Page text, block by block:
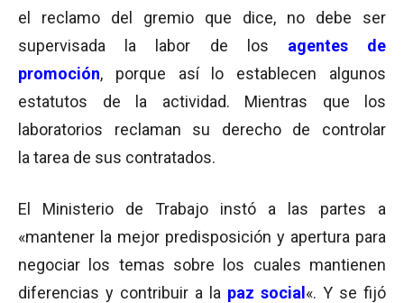
el reclamo del gremio que dice, no debe ser
supervisada la labor de los agentes de
promoción, porque así lo establecen algunos
estatutos de la actividad. Mientras que los
laboratorios reclaman su derecho de controlar
la tarea de sus contratados.
El Ministerio de Trabajo instó a las partes a
«mantener la mejor predisposición y apertura para
negociar los temas sobre los cuales mantienen
diferencias y contribuir a la paz social «. Y se fijó